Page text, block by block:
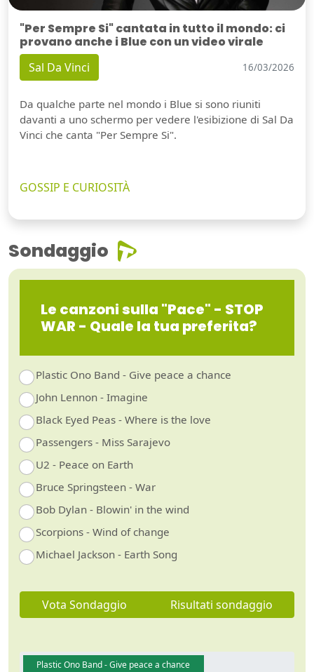
"Per Sempre Si" cantata in tutto il mondo: ci
provano anche i Blue con un video virale
Sal Da Vinci 16/03/2026
Da qualche parte nel mondo i Blue si sono riuniti
davanti a uno schermo per vedere l'esibizione di Sal Da
Vinci che canta "Per Sempre Si".
GOSSIP E CURIOSITÀ
Sondaggio
Le canzoni sulla "Pace" - STOP
WAR - Quale la tua preferita?
Plastic Ono Band - Give peace a chance
John Lennon - Imagine
Black Eyed Peas - Where is the love
Passengers - Miss Sarajevo
U2 - Peace on Earth
Bruce Springsteen - War
Bob Dylan - Blowin' in the wind
Scorpions - Wind of change
Michael Jackson - Earth Song
Vota Sondaggio Risultati sondaggio
Plastic Ono Band - Give peace a chance